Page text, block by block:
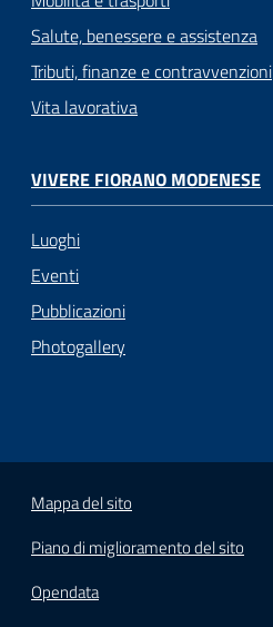
Salute, benessere e assistenza
Tributi, finanze e contravvenzioni
Vita lavorativa
VIVERE FIORANO MODENESE
Luoghi
Eventi
Pubblicazioni
Photogallery
Mappa del sito
Piano di miglioramento del sito
Opendata